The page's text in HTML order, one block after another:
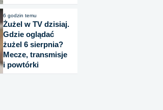
6 godzin temu
Żużel w TV dzisiaj.
Gdzie oglądać
żużel 6 sierpnia?
Mecze, transmisje
i powtórki